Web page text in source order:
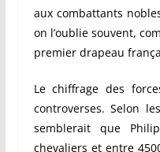
aux combattants
on l’oublie souvent,
premier drapeau
Le chiffrage des
controverses. Selon
semblerait que
chevaliers et entre